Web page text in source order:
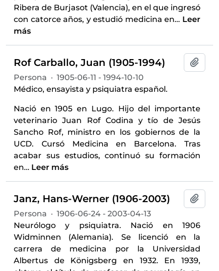
Ribera de Burjasot (Valencia), en el que ingresó
con catorce años, y estudió medicina en… Leer
más
Rof Carballo, Juan (1905-1994)
Persona · 1905-06-11 - 1994-10-10
Médico, ensayista y psiquiatra español.
Nació en 1905 en Lugo. Hijo del importante
veterinario Juan Rof Codina y tío de Jesús
Sancho Rof, ministro en los gobiernos de la
UCD. Cursó Medicina en Barcelona. Tras
acabar sus estudios, continuó su formación
en… Leer más
Janz, Hans-Werner (1906-2003)
Persona · 1906-06-24 - 2003-04-13
Neurólogo y psiquiatra. Nació en 1906
Widminnen (Alemania). Se licenció en la
carrera de medicina por la Universidad
Albertus de Königsberg en 1932. En 1939,